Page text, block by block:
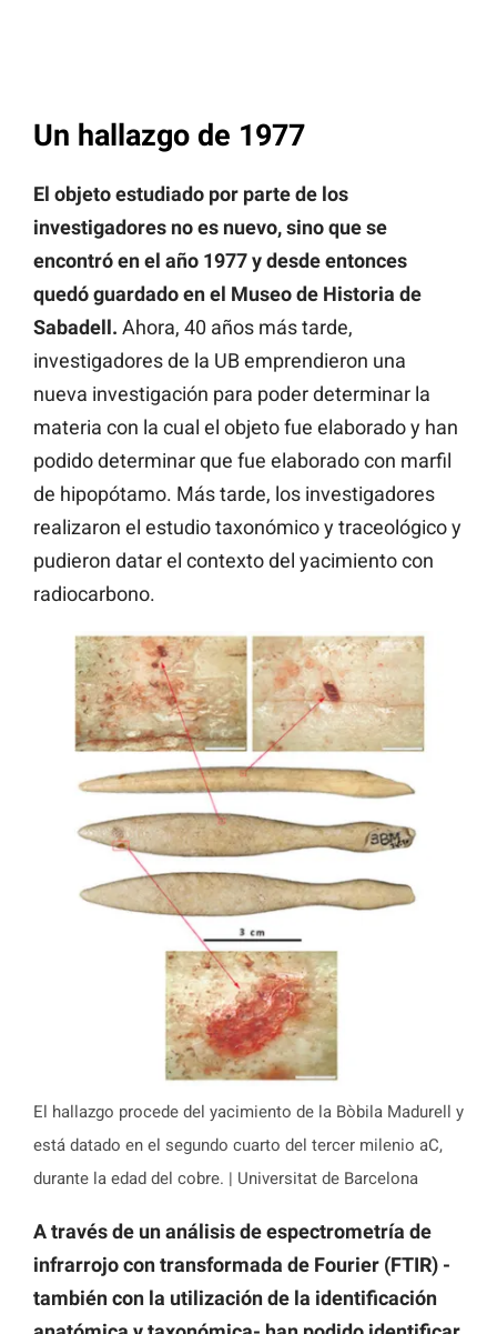
Un hallazgo de 1977
El objeto estudiado por parte de los
investigadores no es nuevo, sino que se
encontró en el año 1977 y desde entonces
quedó guardado en el Museo de Historia de
Sabadell. Ahora, 40 años más tarde,
investigadores de la UB emprendieron una
nueva investigación para poder determinar la
materia con la cual el objeto fue elaborado y han
podido determinar que fue elaborado con marfil
de hipopótamo. Más tarde, los investigadores
realizaron el estudio taxonómico y traceológico y
pudieron datar el contexto del yacimiento con
radiocarbono.
El hallazgo procede del yacimiento de la Bòbila Madurell y
está datado en el segundo cuarto del tercer milenio aC,
durante la edad del cobre. | Universitat de Barcelona
A través de un análisis de espectrometría de
infrarrojo con transformada de Fourier (FTIR) -
también con la utilización de la identificación